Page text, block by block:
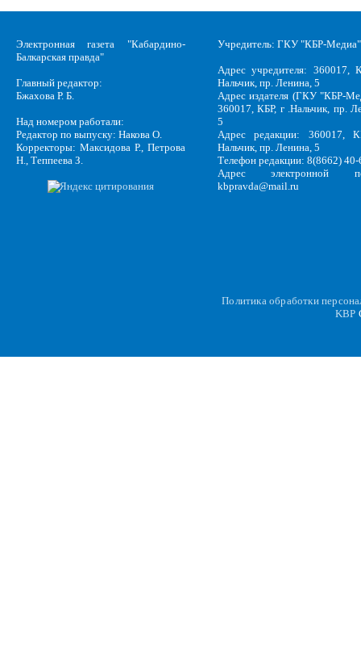
Электронная газета "Кабардино-
Балкарская правда"
Главный редактор:
Бжахова Р. Б.
Над номером работали:
Редактор по выпуску: Накова О.
Корректоры: Максидова Р., Петрова
Н., Теппеева З.
Учредитель: ГКУ "КБР-Медиа"
Адрес учредителя: 360017,
Нальчик, пр. Ленина, 5
Адрес издателя (ГКУ "КБР-
360017, КБР, г .Нальчик, пр.
5
Адрес редакции: 360017,
Нальчик, пр. Ленина, 5
Телефон редакции: 8(8662)
Адрес электронной
kbpravda@mail.ru
Политика обработки
KBP